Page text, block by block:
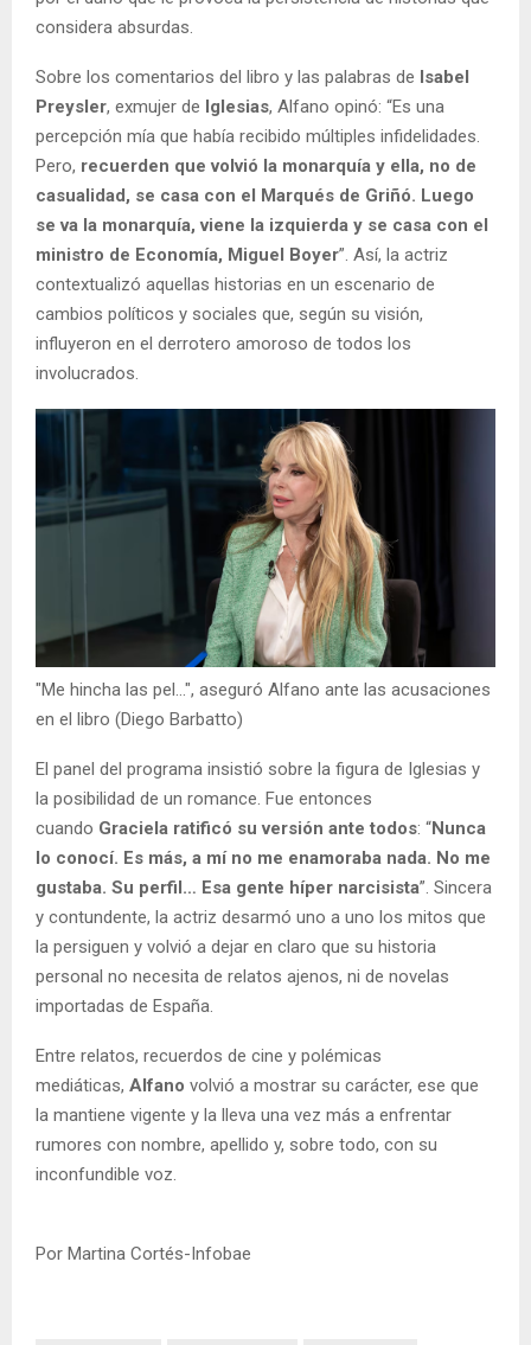
considera absurdas.
Sobre los comentarios del libro y las palabras de Isabel
Preysler, exmujer de Iglesias, Alfano opinó: “Es una
percepción mía que había recibido múltiples infidelidades.
Pero, recuerden que volvió la monarquía y ella, no de
casualidad, se casa con el Marqués de Griñó. Luego
se va la monarquía, viene la izquierda y se casa con el
ministro de Economía, Miguel Boyer”. Así, la actriz
contextualizó aquellas historias en un escenario de
cambios políticos y sociales que, según su visión,
influyeron en el derrotero amoroso de todos los
involucrados.
"Me hincha las pel...", aseguró Alfano ante las acusaciones
en el libro (Diego Barbatto)
El panel del programa insistió sobre la figura de Iglesias y
la posibilidad de un romance. Fue entonces
cuando Graciela ratificó su versión ante todos: “Nunca
lo conocí. Es más, a mí no me enamoraba nada. No me
gustaba. Su perfil… Esa gente híper narcisista”. Sincera
y contundente, la actriz desarmó uno a uno los mitos que
la persiguen y volvió a dejar en claro que su historia
personal no necesita de relatos ajenos, ni de novelas
importadas de España.
Entre relatos, recuerdos de cine y polémicas
mediáticas, Alfano volvió a mostrar su carácter, ese que
la mantiene vigente y la lleva una vez más a enfrentar
rumores con nombre, apellido y, sobre todo, con su
inconfundible voz.
Por Martina Cortés-Infobae